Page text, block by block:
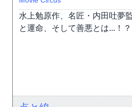
水上勉原作、名匠・内田吐夢
と運命、そして善悪とは...！